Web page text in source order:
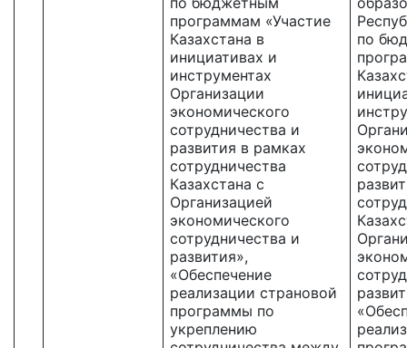
программам «Участие
Казахстана в
инициативах и
инструментах
Организации
экономического
сотрудничества и
развития в рамках
сотрудничества
Казахстана с
Организацией
экономического
сотрудничества и
развития»,
«Обеспечение
реализации страновой
программы по
укреплению
по